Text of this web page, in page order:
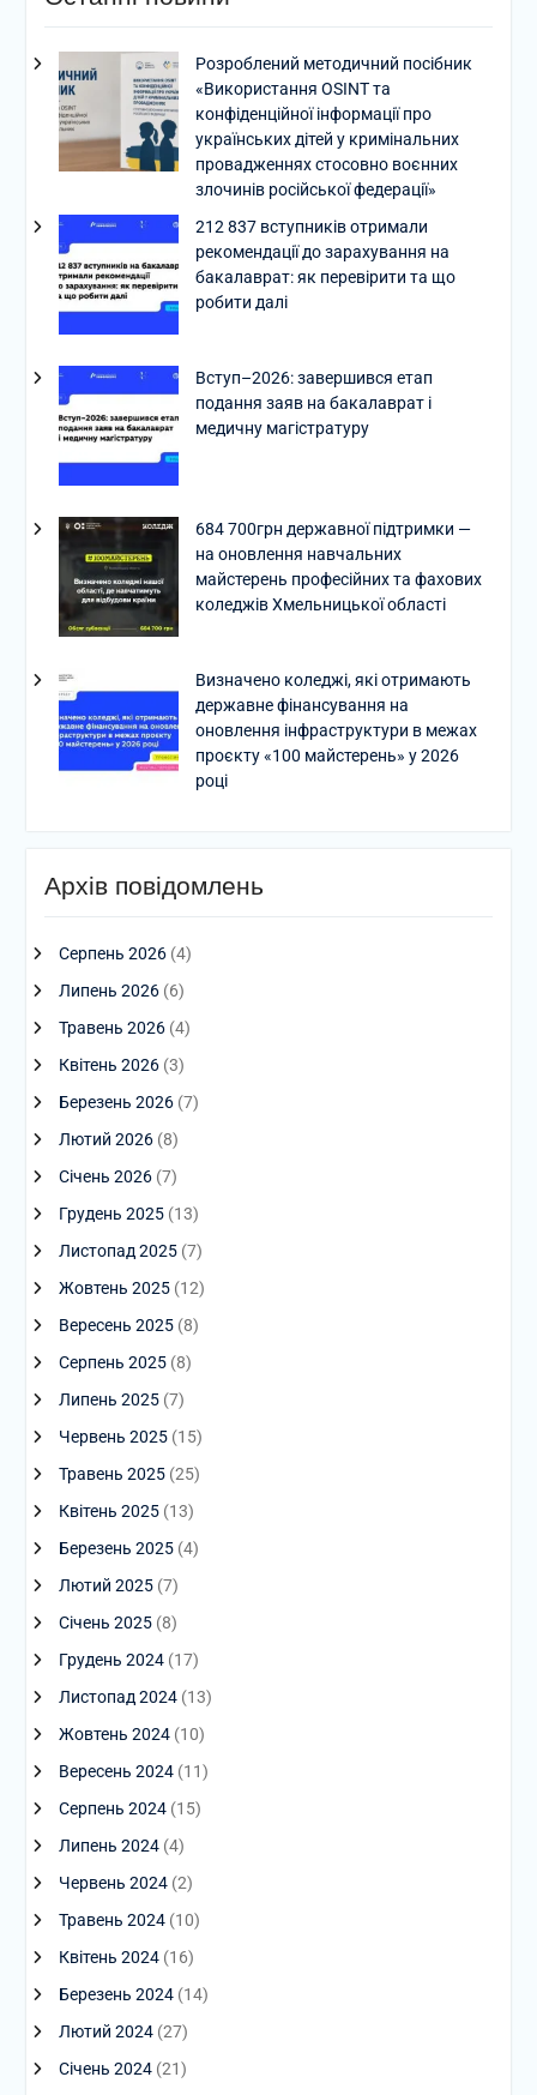
Розроблений методичний посібник
«Використання OSINT та
конфіденційної інформації про
українських дітей у кримінальних
провадженнях стосовно воєнних
злочинів російської федерації»
212 837 вступників отримали
рекомендації до зарахування на
бакалаврат: як перевірити та що
робити далі
Вступ–2026: завершився етап
подання заяв на бакалаврат і
медичну магістратуру
684 700грн державної підтримки —
на оновлення навчальних
майстерень професійних та фахових
коледжів Хмельницької області
Визначено коледжі, які отримають
державне фінансування на
оновлення інфраструктури в межах
проєкту «100 майстерень» у 2026
році
Архів повідомлень
Серпень 2026(4)
Липень 2026(6)
Травень 2026(4)
Квітень 2026(3)
Березень 2026(7)
Лютий 2026(8)
Січень 2026(7)
Грудень 2025(13)
Листопад 2025(7)
Жовтень 2025(12)
Вересень 2025(8)
Серпень 2025(8)
Липень 2025(7)
Червень 2025(15)
Травень 2025(25)
Квітень 2025(13)
Березень 2025(4)
Лютий 2025(7)
Січень 2025(8)
Грудень 2024(17)
Листопад 2024(13)
Жовтень 2024(10)
Вересень 2024(11)
Серпень 2024(15)
Липень 2024(4)
Червень 2024(2)
Травень 2024(10)
Квітень 2024(16)
Березень 2024(14)
Лютий 2024(27)
Січень 2024(21)